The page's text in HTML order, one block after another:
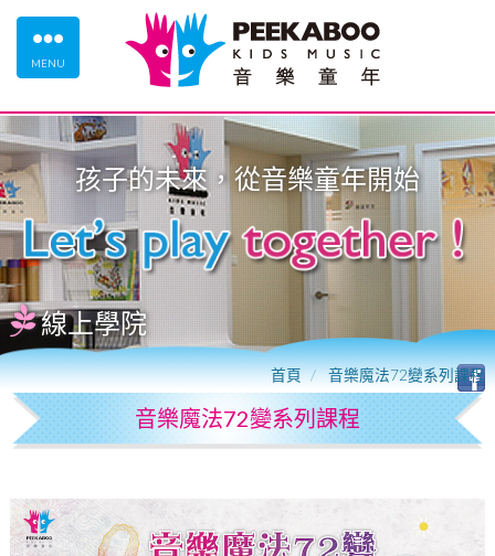
MENU
孩子的未來，從音樂童年開始
首頁 音樂魔法72變系列課程
線上學院
音樂魔法72變系列課程